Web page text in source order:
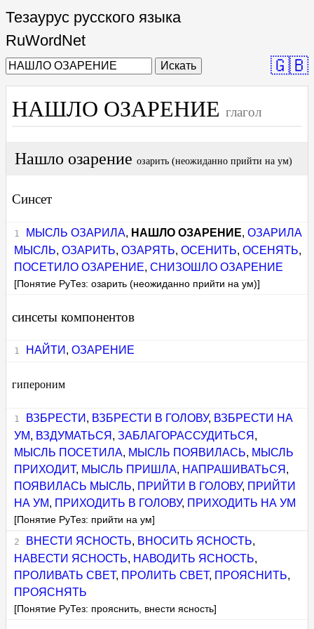
Тезаурус русского языка
RuWordNet
Искать 🇬🇧
НАШЛО ОЗАРЕНИЕ глагол
Нашло озарение озарить (неожиданно прийти на ум)
Синсет
МЫСЛЬ ОЗАРИЛА, НАШЛО ОЗАРЕНИЕ, ОЗАРИЛА
МЫСЛЬ,ОЗАРИТЬ,ОЗАРЯТЬ,ОСЕНИТЬ,ОСЕНЯТЬ,
ПОСЕТИЛО ОЗАРЕНИЕ,СНИЗОШЛО ОЗАРЕНИЕ
[Понятие РуТез: озарить (неожиданно прийти на ум)]
синсеты компонентов
НАЙТИ , ОЗАРЕНИЕ
гипероним
ВЗБРЕСТИ , ВЗБРЕСТИ В ГОЛОВУ, ВЗБРЕСТИ НА
УМ, ВЗДУМАТЬСЯ ,ЗАБЛАГОРАССУДИТЬСЯ ,
МЫСЛЬ ПОСЕТИЛА, МЫСЛЬ ПОЯВИЛАСЬ, МЫСЛЬ
ПРИХОДИТ, МЫСЛЬ ПРИШЛА, НАПРАШИВАТЬСЯ ,
ПОЯВИЛАСЬ МЫСЛЬ, ПРИЙТИ В ГОЛОВУ, ПРИЙТИ
НА УМ, ПРИХОДИТЬ В ГОЛОВУ, ПРИХОДИТЬ НА УМ
[Понятие РуТез: прийти на ум]
ВНЕСТИ ЯСНОСТЬ, ВНОСИТЬ ЯСНОСТЬ,
НАВЕСТИ ЯСНОСТЬ, НАВОДИТЬ ЯСНОСТЬ,
ПРОЛИВАТЬ СВЕТ, ПРОЛИТЬ СВЕТ, ПРОЯСНИТЬ,
ПРОЯСНЯТЬ
[Понятие РуТез: прояснить, внести ясность]